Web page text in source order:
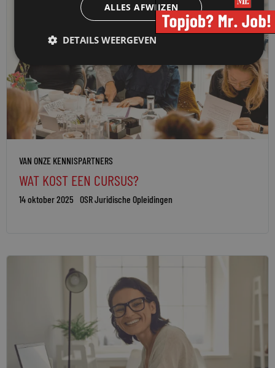
VAN ONZE KENNISPARTNERS
WAT KOST EEN CURSUS?
14 oktober 2025 OSR Juridische Opleidingen
ALLES AFWIJZEN
DETAILS WEERGEVEN